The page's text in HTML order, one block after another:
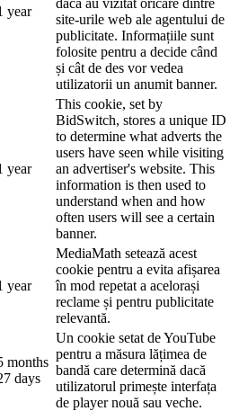
year
site-urile web ale agentului de
publicitate. Informațiile sunt
folosite pentru a decide când
și cât de des vor vedea
utilizatorii un anumit banner.
year
This cookie, set by
BidSwitch, stores a unique ID
to determine what adverts the
users have seen while visiting
an advertiser's website. This
information is then used to
understand when and how
often users will see a certain
banner.
year
MediaMath setează acest
cookie pentru a evita afișarea
în mod repetat a acelorași
reclame și pentru publicitate
relevantă.
months
days
Un cookie setat de YouTube
pentru a măsura lățimea de
bandă care determină dacă
utilizatorul primește interfața
de player nouă sau veche.